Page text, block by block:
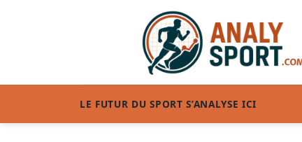
LE FUTUR DU SPORT S’ANALYSE ICI